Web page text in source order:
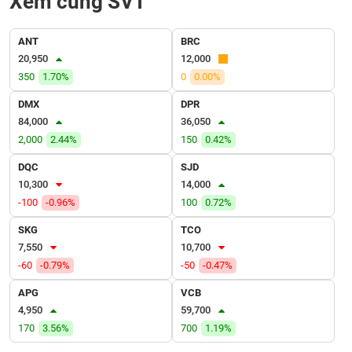
ANT
20,950
350
1.70%
BRC
12,000
0
0.00%
DMX
84,000
2,000
2.44%
DPR
36,050
150
0.42%
DQC
10,300
-100
-0.96%
SJD
14,000
100
0.72%
SKG
7,550
-60
-0.79%
TCO
10,700
-50
-0.47%
APG
4,950
170
3.56%
VCB
59,700
700
1.19%
VỤ
THÔNG
TIỆN
ÍCH
BẤT
ĐỘNG
SẢN
chứng
khoán
(-)